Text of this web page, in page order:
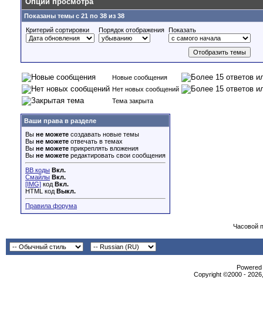
Показаны темы с 21 по 38 из 38
Критерий сортировки
Порядок отображения Показать
Новые сообщения
Нет новых сообщений
Тема закрыта
Ваши права в разделе
Вы не можете создавать новые темы
Вы не можете отвечать в темах
Вы не можете прикреплять вложения
Вы не можете редактировать свои сообщения
BB коды Вкл.
Смайлы Вкл.
[IMG] код Вкл.
HTML код Выкл.
Правила форума
Часовой
Copyright ©2000 -